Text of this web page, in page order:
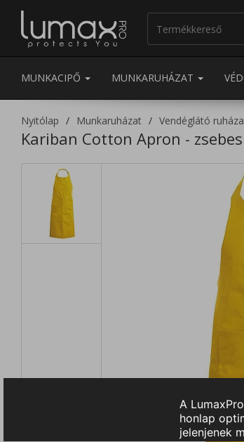
MUNKACIPŐ MUNKARUHÁZAT
Nyitólap Munkaruházat Vendéglátó
Kariban Cotton Apron -